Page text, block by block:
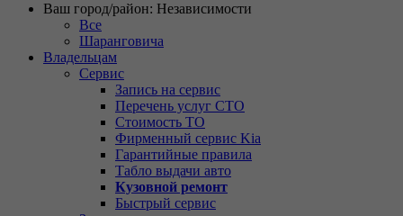
Ваш город/район: Независимости
Все
Шаранговича
Владельцам
Сервис
Запись на сервис
Перечень услуг СТО
Стоимость ТО
Фирменный сервис Kia
Гарантийные правила
Табло выдачи авто
Кузовной ремонт
Быстрый сервис